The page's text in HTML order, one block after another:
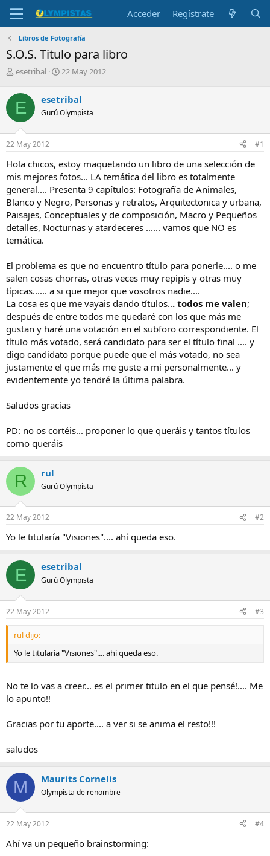
Acceder Regístrate
Libros de Fotografía
S.O.S. Titulo para libro
I
i
c
i
a
d
o
d
e
l
t
e
m
a
esetribal
F
h
a
e
i
c
i
o
22 May 2012
E esetribal
Gurú Olympista
22 May 2012 #1
Hola chicos, estoy maquetando un libro de una selección de
mis mejores fotos... LA temática del libro es totalmente
general.... Presenta 9 capítulos: Fotografía de Animales,
Blanco y Negro, Personas y retratos, Arquitectonica y urbana,
Paisajes, Conceptuales y de composición, Macro y Pequeños
detalles, Nocturnas y atardeceres ...... vamos que NO es
temática.
El problema es que no encuentro título para ponerle.... o me
salen cosas chorras, otras veces muy repipis y otras muy
típicas...... a si que mejor que vosotros nadie....
La cosa es que me vayais dando títulos... todos me valen;
después de entre todos me quedaré con los que más me
gustan y haré una votación en el subforo correspondiente. El
título más votado, será candidato para ser el título final .... y
digo candidato porque puede que el más votado, no sea
justamente el que más me guste a mi personalmente... y
evidentemente yo tendré la última palabra.
Saludos gracias
PD: no os cortéis... proponer lo que queráis y tantos títulos
como queráis
R rul
Gurú Olympista
22 May 2012 #2
Yo le titularía "Visiones".... ahí queda eso.
E esetribal
Gurú Olympista
22 May 2012 #3
rul dijo:
Yo le titularía "Visiones".... ahí queda eso.
No te lo vas a creer... es el primer titulo en el que pensé!.... Me
lo apunto!!
Gracias por tu aporte.... a ver si se anima el resto!!!
saludos
M Maurits Cornelis
Olympista de renombre
22 May 2012 #4
Ahí va un pequeño brainstorming: